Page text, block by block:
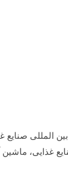
المللی صنایع
غذایی، ماشین